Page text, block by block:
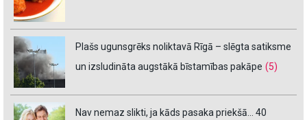
Plašs ugunsgrēks noliktavā Rīgā – slēgta satiksme
un izsludināta augstākā bīstamības pakāpe (5)
Nav nemaz slikti, ja kāds pasaka priekšā… 40